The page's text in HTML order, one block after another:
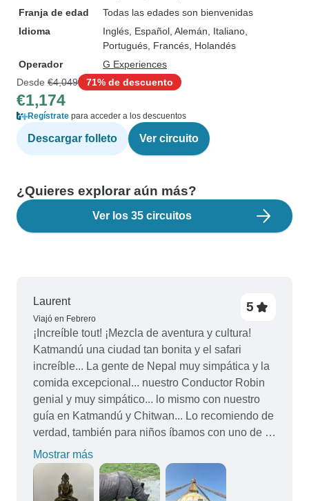
Franja de edad
Todas las edades son bienvenidas
Idioma
Inglés, Español, Alemán, Italiano,
Portugués, Francés, Holandés
Operador
G Experiences
Desde €4,049 71% de descuento
€1,174
Regístrate para acceder a los descuentos
Descargar folleto Ver circuito
¿Quieres explorar aún más?
Ver los 35 circuitos
Laurent
Viajó en Febrero
5
¡Increíble tout! ¡Mezcla de aventura y cultura!
Katmandú una ciudad tan bonita y el safari
increíble... La gente de Nepal muy simpática y la
comida excepcional... nuestro Conductor Robin
genial y muy simpático... lo mismo con nuestro
guía en Katmandú y Chitwan... Lo recomiendo de
verdad, también para niños íbamos con uno de 5
años al que le encantó
Mostrar más